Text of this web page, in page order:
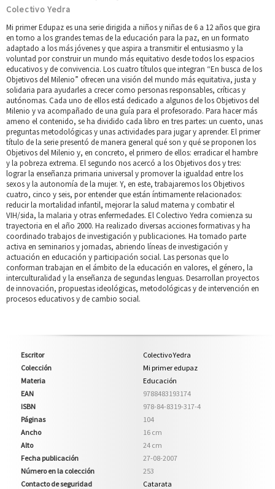
Colectivo Yedra
Mi primer Edupaz es una serie dirigida a niños y niñas de 6 a 12 años que gira
en torno a los grandes temas de la educación para la paz, en un formato
adaptado a los más jóvenes y que aspira a transmitir el entusiasmo y la
voluntad por construir un mundo más equitativo desde todos los espacios
educativos y de convivencia. Los cuatro títulos que integran “En busca de los
Objetivos del Milenio” ofrecen una visión del mundo más equitativa, justa y
solidaria para ayudarles a crecer como personas responsables, críticas y
autónomas. Cada uno de ellos está dedicado a algunos de los Objetivos del
Milenio y va acompañado de una guía para el profesorado. Para hacer más
ameno el contenido, se ha dividido cada libro en tres partes: un cuento, unas
preguntas metodológicas y unas actividades para jugar y aprender. El primer
título de la serie presentó de manera general qué son y qué se proponen los
Objetivos del Milenio y, en concreto, el primero de ellos: erradicar el hambre
y la pobreza extrema. El segundo nos acercó a los Objetivos dos y tres:
lograr la enseñanza primaria universal y promover la igualdad entre los
sexos y la autonomía de la mujer. Y, en este, trabajaremos los Objetivos
cuatro, cinco y seis, por entender que están íntimamente relacionados:
reducir la mortalidad infantil, mejorar la salud materna y combatir el
VIH/sida, la malaria y otras enfermedades. El Colectivo Yedra comienza su
trayectoria en el año 2000. Ha realizado diversas acciones formativas y ha
coordinado trabajos de investigación y publicaciones. Ha tomado parte
activa en seminarios y jornadas, abriendo líneas de investigación y
actuación en educación y participación social. Las personas que lo
conforman trabajan en el ámbito de la educación en valores, el género, la
interculturalidad y la enseñanza de segundas lenguas. Desarrollan proyectos
de innovación, propuestas ideológicas, metodológicas y de intervención en
procesos educativos y de cambio social.
Escritor
Colectivo Yedra
Colección
Mi primer edupaz
Materia
Educación
EAN
9788483193174
ISBN
978-84-8319-317-4
Páginas
104
Ancho
16 cm
Alto
24 cm
Fecha publicación
27-08-2007
Número en la colección
253
Contacto de seguridad
Catarata